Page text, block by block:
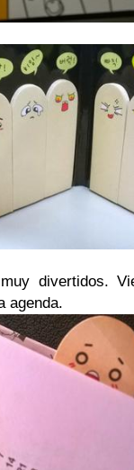
divertidos.
agenda.